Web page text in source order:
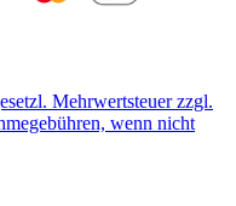
Mehrwertsteuer zzgl.
wenn nicht